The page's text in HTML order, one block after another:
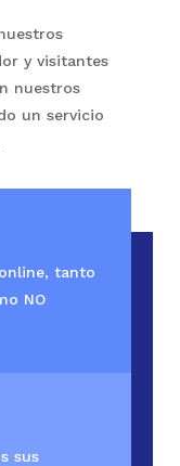
y visitantes
nuestros
un servicio
tanto
NO
sus